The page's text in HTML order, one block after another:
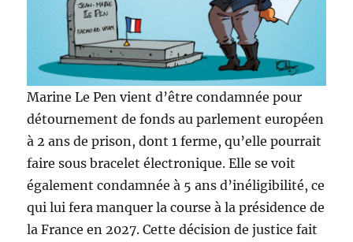
Marine Le Pen vient d’être condamnée pour
détournement de fonds au parlement européen
à 2 ans de prison, dont 1 ferme, qu’elle pourrait
faire sous bracelet électronique. Elle se voit
également condamnée à 5 ans d’inéligibilité, ce
qui lui fera manquer la course à la présidence de
la France en 2027. Cette décision de justice fait